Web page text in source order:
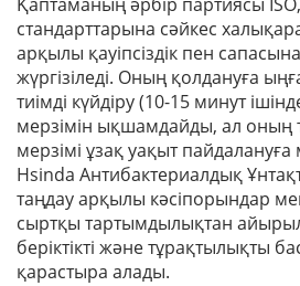
стандарттарына сәйкес
арқылы қауіпсіздік пен
жүргізіледі. Оның қолдануға
тиімді күйдіру (10-15 минут
мерзімін ықшамдайды, ал оның
мерзімі ұзақ уақыт пайдалануға
Hsinda Антибактериалдық
таңдау арқылы кәсіпорындар
сыртқы тартымдылықтан
беріктікті және тұрақтылықты
қарастыра алады.